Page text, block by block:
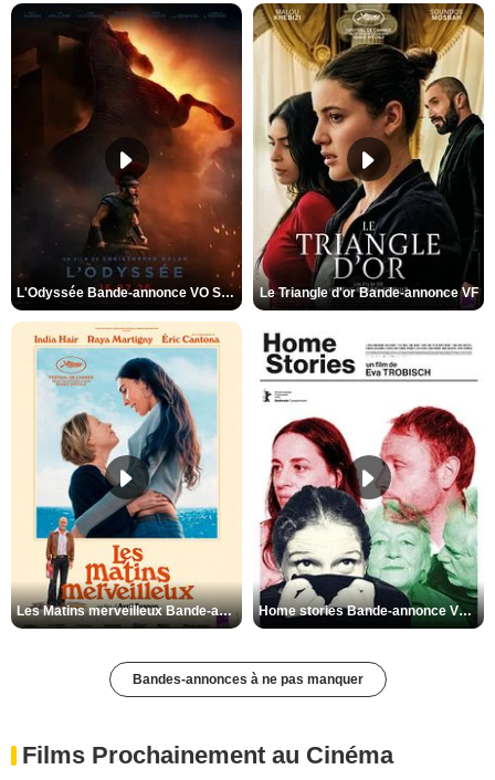
L'Odyssée Bande-annonce VO STFR Le Triangle d'or Bande-annonce VF
Les Matins merveilleux Bande-annonce VF Home stories Bande-annonce VO STFR
Bandes-annonces à ne pas manquer
Films Prochainement au Cinéma